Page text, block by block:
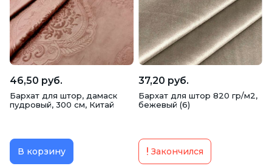
46,50 руб.
Бархат для штор, дамаск
пудровый, 300 см, Китай
В корзину
37,20 руб.
Бархат для штор 820 гр/м2,
бежевый (6)
Закончился